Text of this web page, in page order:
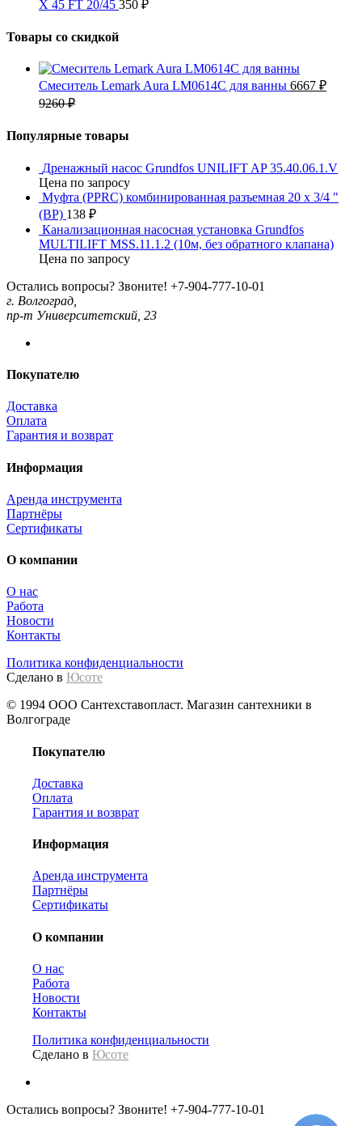
X 45 FT 20/45 350 ₽
Товары со скидкой
Смеситель Lemark Aura LM0614C для ванны 6667 ₽
9260₽
Популярные товары
Дренажный насос Grundfos UNILIFT AP 35.40.06.1.V
Цена по запросу
Муфта (PPRC) комбинированная разъемная 20 x 3/4 "
(ВР) 138 ₽
Канализационная насосная установка Grundfos
MULTILIFT MSS.11.1.2 (10м, без обратного клапана)
Цена по запросу
Остались вопросы? Звоните! +7-904-777-10-01
г. Волгоград,
пр-т Университетский, 23
Покупателю
Доставка
Оплата
Гарантия и возврат
Информация
Аренда инструмента
Партнёры
Сертификаты
О компании
О нас
Работа
Новости
Контакты
Политика конфиденциальности
Сделано в Юсоте
© 1994 ООО Сантехставопласт. Магазин сантехники в
Волгограде
Покупателю
Доставка
Оплата
Гарантия и возврат
Информация
Аренда инструмента
Партнёры
Сертификаты
О компании
О нас
Работа
Новости
Контакты
Политика конфиденциальности
Сделано в Юсоте
Остались вопросы? Звоните! +7-904-777-10-01